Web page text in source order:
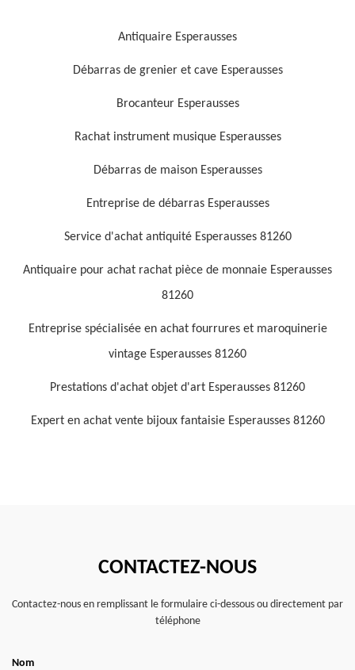
Antiquaire Esperausses
Débarras de grenier et cave Esperausses
Brocanteur Esperausses
Rachat instrument musique Esperausses
Débarras de maison Esperausses
Entreprise de débarras Esperausses
Service d'achat antiquité Esperausses 81260
Antiquaire pour achat rachat pièce de monnaie Esperausses
81260
Entreprise spécialisée en achat fourrures et maroquinerie
vintage Esperausses 81260
Prestations d'achat objet d'art Esperausses 81260
Expert en achat vente bijoux fantaisie Esperausses 81260
CONTACTEZ-NOUS
Contactez-nous en remplissant le formulaire ci-dessous ou directement par
téléphone
Nom